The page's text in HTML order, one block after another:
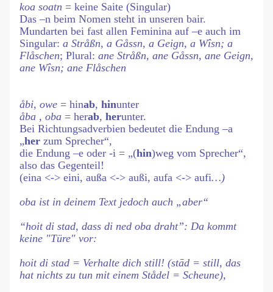
koa soatn = keine Saite (Singular)
Das –n beim Nomen steht in unseren bair.
Mundarten bei fast allen Feminina auf –e auch im
Singular: a Stråßn, a Gåssn, a Geign, a Wîsn; a
Flåschen; Plural: ane Stråßn, ane Gåssn, ane Geign,
ane Wîsn; ane Flåschen
åbi, owe = hinab, hinunter
åba , oba = herab, herunter.
Bei Richtungsadverbien bedeutet die Endung –a
„her zum Sprecher“,
die Endung –e oder -i = „(hin)weg vom Sprecher“,
also das Gegenteil!
(eina <-> eini, außa <-> außi, aufa <-> aufi…)
oba ist in deinem Text jedoch auch „aber“
“hoit di stad, dass di ned oba draht”: Da kommt
keine "Türe" vor:
hoit di stad = Verhalte dich still! (stād = still, das
hat nichts zu tun mit einem Stådel = Scheune),